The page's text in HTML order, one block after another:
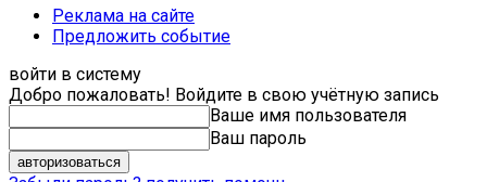
Реклама на сайте
Предложить событие
войти в систему
Добро пожаловать! Войдите в свою учётную запись
Ваше имя пользователя
Ваш пароль